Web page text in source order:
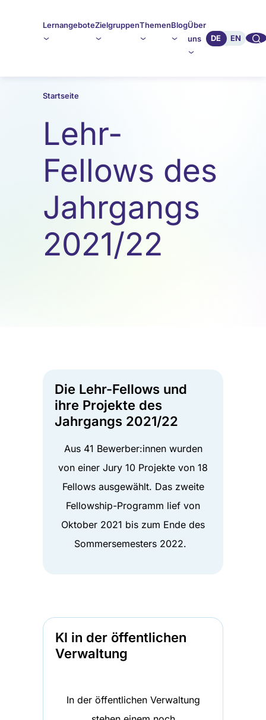
LernangeboteZielgruppenThemenBlogÜber
uns
DE EN 🔍︎︎
Startseite
Lehr-
Fellows des
Jahrgangs
2021/22
Die Lehr-Fellows und
ihre Projekte des
Jahrgangs 2021/22
Aus 41 Bewerber:innen wurden
von einer Jury 10 Projekte von 18
Fellows ausgewählt. Das zweite
Fellowship-Programm lief von
Oktober 2021 bis zum Ende des
Sommersemesters 2022.
KI in der öffentlichen
Verwaltung
In der öffentlichen Verwaltung